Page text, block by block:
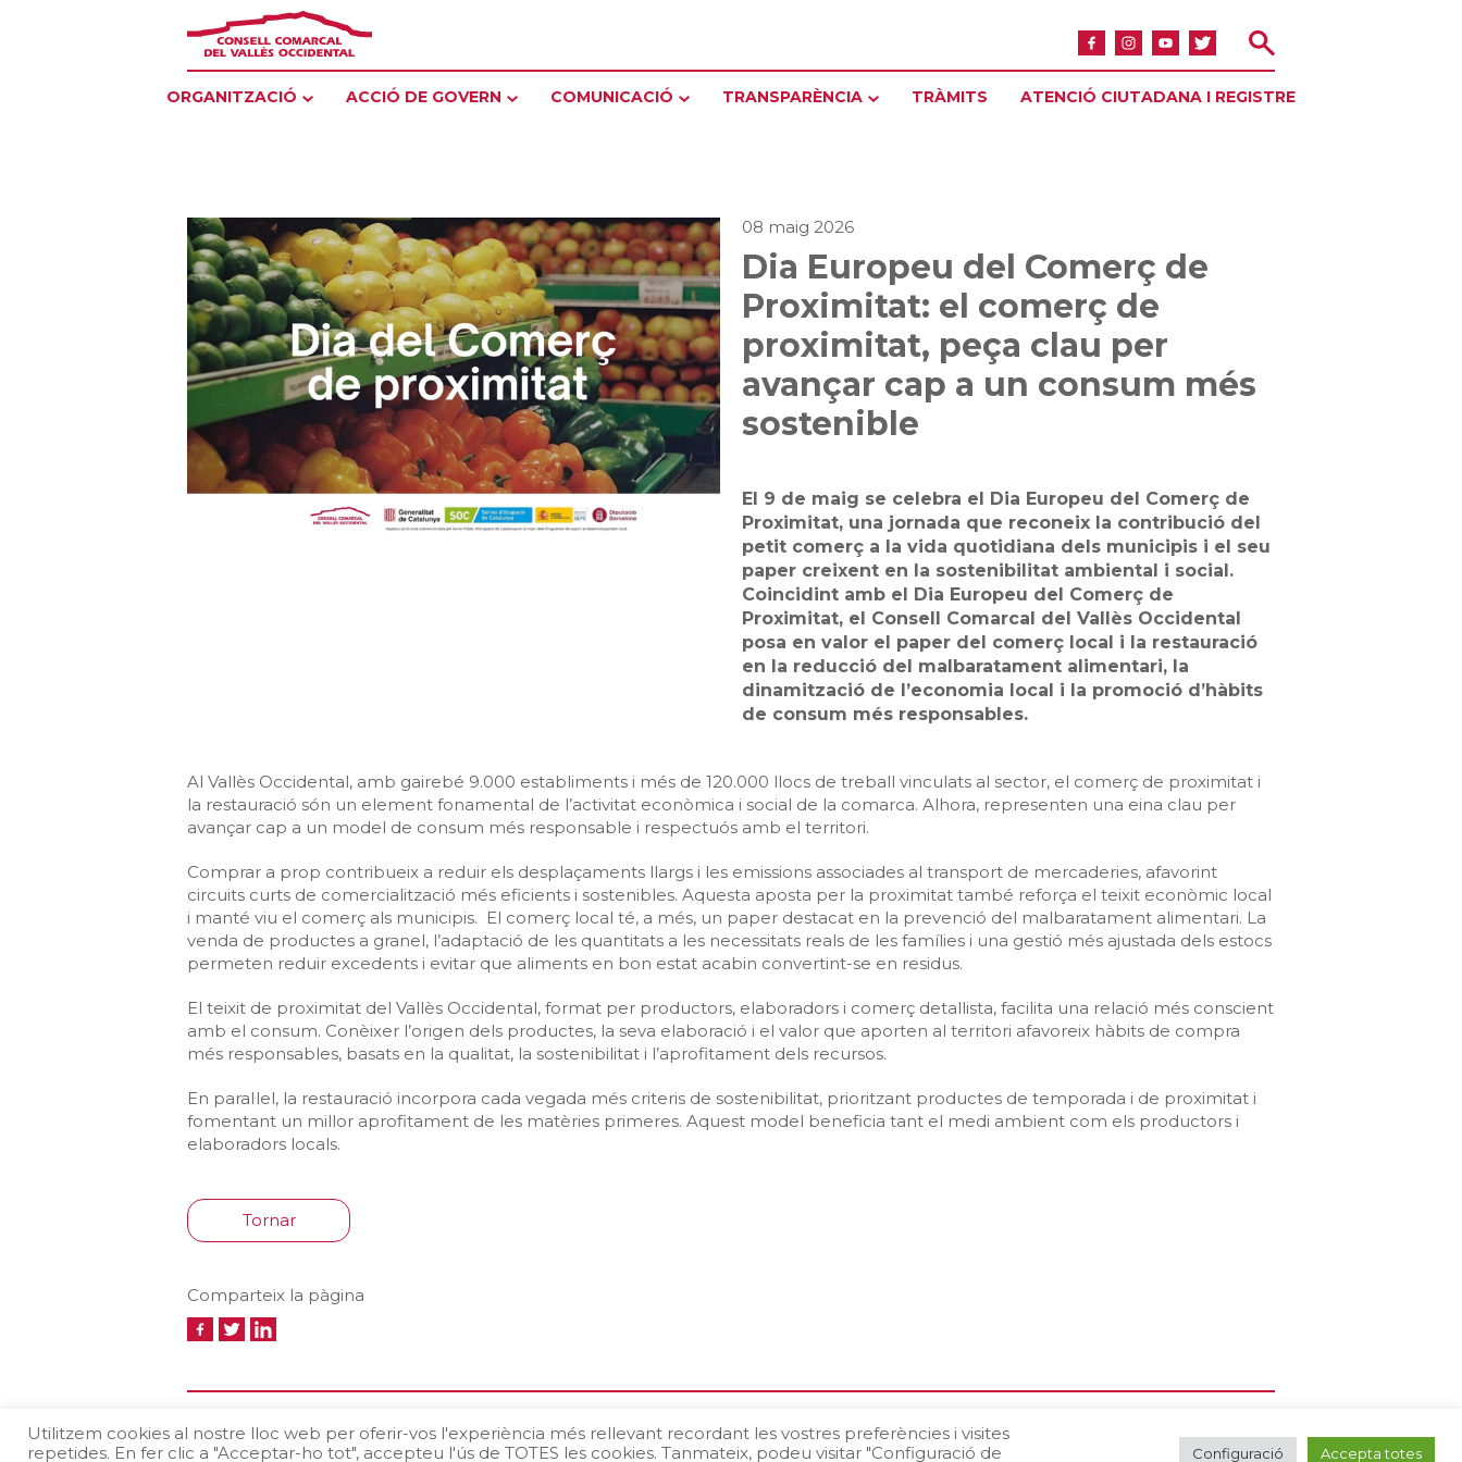
ORGANITZACIÓ ACCIÓ DE GOVERN COMUNICACIÓ TRANSPARÈNCIA TRÀMITS ATENCIÓ CIUTADANA I REGISTRE
08 maig 2026
Dia Europeu del Comerç de
Proximitat: el comerç de
proximitat, peça clau per
avançar cap a un consum més
sostenible
El 9 de maig se celebra el Dia Europeu del Comerç de
Proximitat, una jornada que reconeix la contribució del
petit comerç a la vida quotidiana dels municipis i el seu
paper creixent en la sostenibilitat ambiental i social.
Coincidint amb el Dia Europeu del Comerç de
Proximitat, el Consell Comarcal del Vallès Occidental
posa en valor el paper del comerç local i la restauració
en la reducció del malbaratament alimentari, la
dinamització de l’economia local i la promoció d’hàbits
de consum més responsables.
Al Vallès Occidental, amb gairebé 9.000 establiments i més de 120.000 llocs de treball vinculats al sector, el comerç de proximitat i
la restauració són un element fonamental de l’activitat econòmica i social de la comarca. Alhora, representen una eina clau per
avançar cap a un model de consum més responsable i respectuós amb el territori.
Comprar a prop contribueix a reduir els desplaçaments llargs i les emissions associades al transport de mercaderies, afavorint
circuits curts de comercialització més eficients i sostenibles. Aquesta aposta per la proximitat també reforça el teixit econòmic local
i manté viu el comerç als municipis. El comerç local té, a més, un paper destacat en la prevenció del malbaratament alimentari. La
venda de productes a granel, l’adaptació de les quantitats a les necessitats reals de les famílies i una gestió més ajustada dels estocs
permeten reduir excedents i evitar que aliments en bon estat acabin convertint-se en residus.
El teixit de proximitat del Vallès Occidental, format per productors, elaboradors i comerç detallista, facilita una relació més conscient
amb el consum. Conèixer l’origen dels productes, la seva elaboració i el valor que aporten al territori afavoreix hàbits de compra
més responsables, basats en la qualitat, la sostenibilitat i l’aprofitament dels recursos.
En paral·lel, la restauració incorpora cada vegada més criteris de sostenibilitat, prioritzant productes de temporada i de proximitat i
fomentant un millor aprofitament de les matèries primeres. Aquest model beneficia tant el medi ambient com els productors i
elaboradors locals.
Tornar
Comparteix la pàgina
Protecció de dades Avís legal Política de Cookies
Utilitzem cookies al nostre lloc web per oferir-vos l'experiència més rellevant recordant les vostres preferències i visites
repetides. En fer clic a "Acceptar-ho tot", accepteu l'ús de TOTES les cookies. Tanmateix, podeu visitar "Configuració de
Configuració Accepta totes